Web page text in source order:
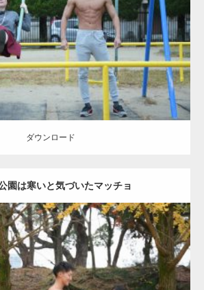
チョ その他 AKIHITO(細マッチョ) 腹筋 大胸筋
ード
ダウンロード
園は寒いと気づいたマッチョ
Update: 2021.07.8
チョ その他 AKIHITO(細マッチョ) 上腕三頭筋